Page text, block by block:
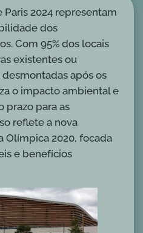
2024 representam
dos
Com 95% dos locais
existentes ou
após os
o impacto ambiental e
prazo para as
reflete a nova
Olímpica 2020, focada
e benefícios